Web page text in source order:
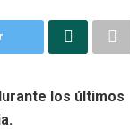
los últimos